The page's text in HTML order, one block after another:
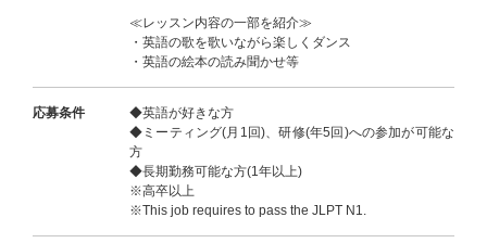
≪レッスン内容の一部を紹介≫
・英語の歌を歌いながら楽しくダンス
・英語の絵本の読み聞かせ等
応募条件
◆英語が好きな方
◆ミーティング(月1回)、研修(年5回)への参加が可能な
方
◆長期勤務可能な方(1年以上)
※高卒以上
※This job requires to pass the JLPT N1.